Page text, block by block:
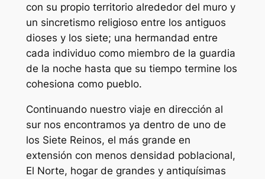
con su propio territorio alrededor del muro y
un sincretismo religioso entre los antiguos
dioses y los siete; una hermandad entre
cada individuo como miembro de la guardia
de la noche hasta que su tiempo termine los
cohesiona como pueblo.
Continuando nuestro viaje en dirección al
sur nos encontramos ya dentro de uno de
los Siete Reinos, el más grande en
extensión con menos densidad poblacional,
El Norte, hogar de grandes y antiquísimas